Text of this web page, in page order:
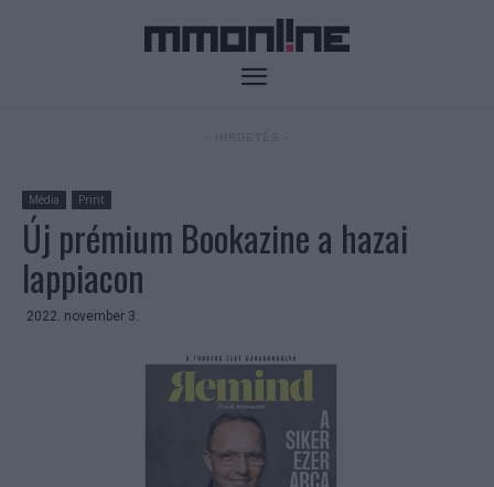
Média Print
Új prémium Bookazine a hazai
lappiacon
2022. november 3.